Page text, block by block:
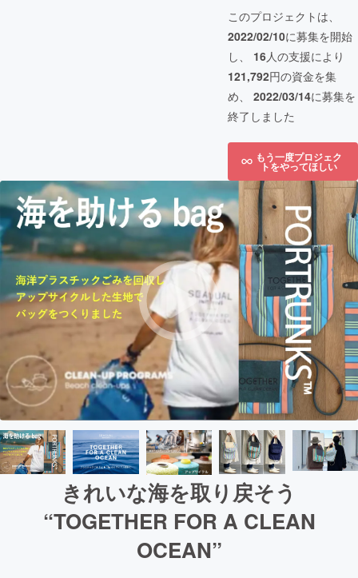
このプロジェクトは、
2022/02/10に募集を開始
し、 16人の支援により
121,792円の資金を集
め、 2022/03/14に募集を
終了しました
もう一度プロジェク
トをやってほしい
きれいな海を取り戻そう
“TOGETHER FOR A CLEAN
OCEAN”